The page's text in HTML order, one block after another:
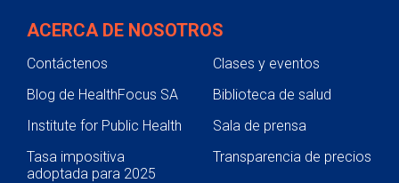
ACERCA DE NOSOTROS
Contáctenos
Clases y eventos
Blog de HealthFocus SA
Biblioteca de salud
Institute for Public Health
Sala de prensa
Tasa impositiva
adoptada para 2025
Transparencia de precios